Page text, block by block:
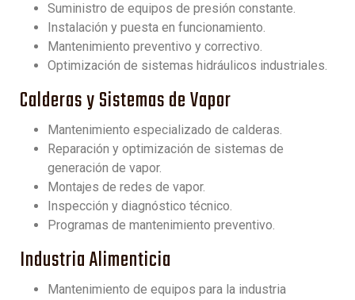
Suministro de equipos de presión constante.
Instalación y puesta en funcionamiento.
Mantenimiento preventivo y correctivo.
Optimización de sistemas hidráulicos industriales.
Calderas y Sistemas de Vapor
Mantenimiento especializado de calderas.
Reparación y optimización de sistemas de
generación de vapor.
Montajes de redes de vapor.
Inspección y diagnóstico técnico.
Programas de mantenimiento preventivo.
Industria Alimenticia
Mantenimiento de equipos para la industria